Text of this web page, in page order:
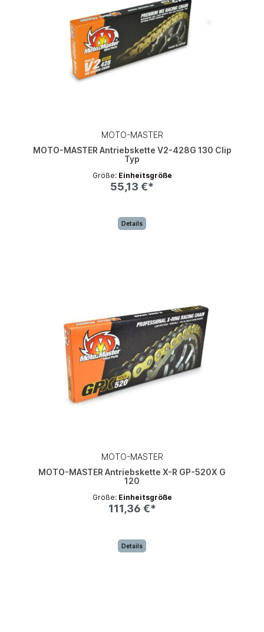
MOTO-MASTER
MOTO-MASTER Antriebskette V2-428G 130 Clip
Typ
Größe: Einheitsgröße
55,13 €*
Details
MOTO-MASTER
MOTO-MASTER Antriebskette X-R GP-520X G
120
Größe: Einheitsgröße
111,36 €*
Details